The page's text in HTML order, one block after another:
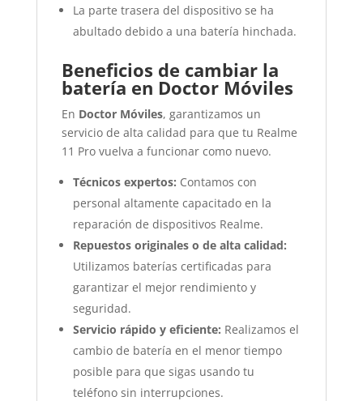
La parte trasera del dispositivo se ha
abultado debido a una batería hinchada.
Beneficios de cambiar la
batería en Doctor Móviles
En Doctor Móviles, garantizamos un
servicio de alta calidad para que tu Realme
11 Pro vuelva a funcionar como nuevo.
Técnicos expertos: Contamos con
personal altamente capacitado en la
reparación de dispositivos Realme.
Repuestos originales o de alta calidad:
Utilizamos baterías certificadas para
garantizar el mejor rendimiento y
seguridad.
Servicio rápido y eficiente: Realizamos el
cambio de batería en el menor tiempo
posible para que sigas usando tu
teléfono sin interrupciones.